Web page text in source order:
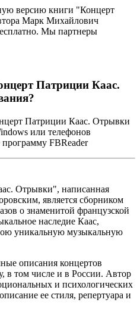
версию книги "Концерт
Марк Михайлович
Мы партнеры
Патриции Каас.
Патриции Каас. Отрывки
или телефонов
FBReader
Отрывки", написанная
является сборником
о знаменитой французской
наследие Каас,
уникальную музыкальную
описания концертов
в том числе и в России. Автор
и психологических
ее стиля, репертуара и